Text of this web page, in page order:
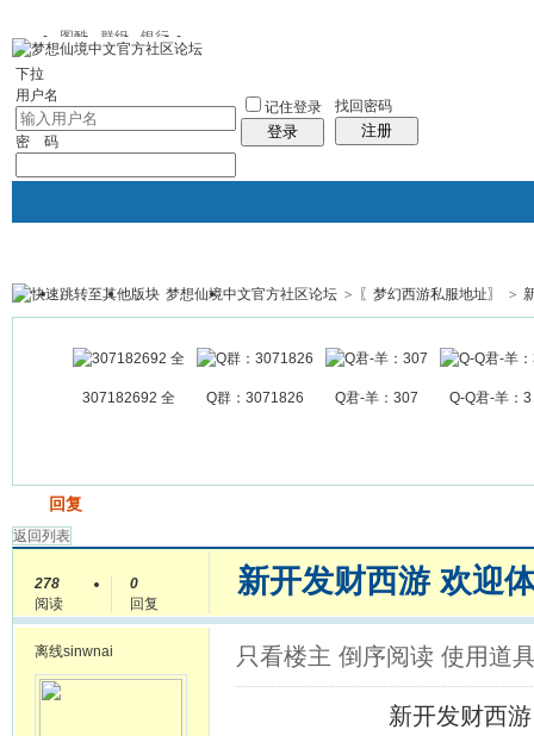
图酷 群组 银行
下拉
用户名
密 码
记住登录
登录
找回密码
注册
银行 群组聚合 我的空间
帖子
梦想仙境中文官方社区论坛 > 〖梦幻西游私服地址〗 >
307182692 全 Q群：3071826 Q君-羊：307 Q-Q君-羊：3
回复
返回列表
278
阅读
0
回复
新开发财西游 欢迎
离线sinwnai 只看楼主 倒序阅读 使用道
新开发财西游 欢